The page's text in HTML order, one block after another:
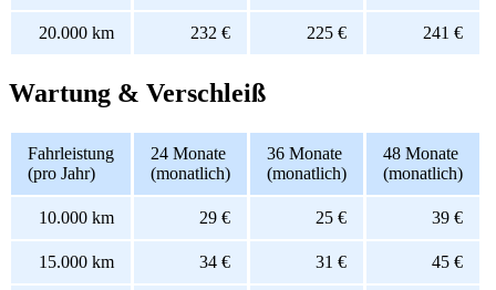
20.000 km 232 € 225 € 241 €
Wartung & Verschleiß
Fahrleistung
(pro Jahr)
24 Monate
(monatlich)
36 Monate
(monatlich)
48 Monate
(monatlich)
10.000 km 29 € 25 € 39 €
15.000 km 34 € 31 € 45 €